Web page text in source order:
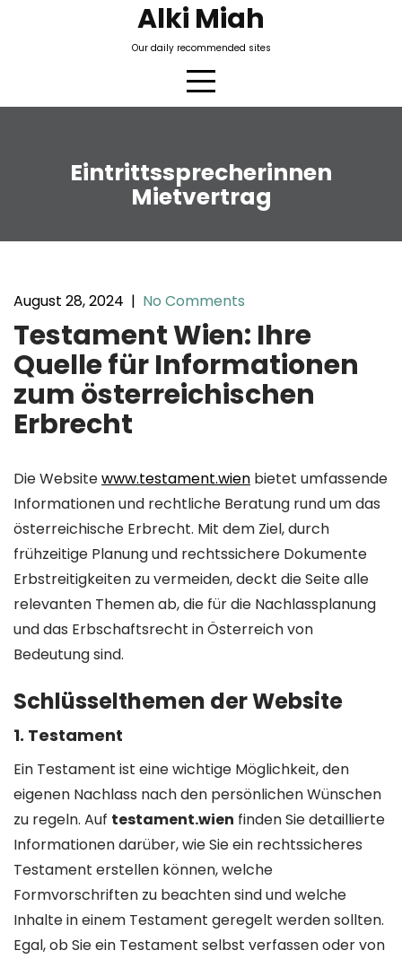
Alki Miah
Our daily recommended sites
Eintrittssprecherinnen
Mietvertrag
August 28, 2024 | No Comments
Testament Wien: Ihre
Quelle für Informationen
zum österreichischen
Erbrecht
Die Websitewww.testament.wien bietet umfassende
Informationen und rechtliche Beratung rund um das
österreichische Erbrecht. Mit dem Ziel, durch
frühzeitige Planung und rechtssichere Dokumente
Erbstreitigkeiten zu vermeiden, deckt die Seite alle
relevanten Themen ab, die für die Nachlassplanung
und das Erbschaftsrecht in Österreich von
Bedeutung sind.
Schlüsselthemen der Website
1. Testament
Ein Testament ist eine wichtige Möglichkeit, den
eigenen Nachlass nach den persönlichen Wünschen
zu regeln. Auf testament.wien finden Sie detaillierte
Informationen darüber, wie Sie ein rechtssicheres
Testament erstellen können, welche
Formvorschriften zu beachten sind und welche
Inhalte in einem Testament geregelt werden sollten.
Egal, ob Sie ein Testament selbst verfassen oder von